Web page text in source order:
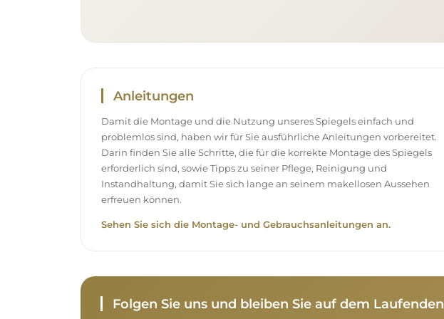
Anleitungen
Damit die Montage und die Nutzung unseres Spiegels einfach und
problemlos sind, haben wir für Sie ausführliche Anleitungen vorbereitet.
Darin finden Sie alle Schritte, die für die korrekte Montage des Spiegels
erforderlich sind, sowie Tipps zu seiner Pflege, Reinigung und
Instandhaltung, damit Sie sich lange an seinem makellosen Aussehen
erfreuen können.
Sehen Sie sich die Montage- und Gebrauchsanleitungen an.
Folgen Sie uns und bleiben Sie auf dem Laufenden